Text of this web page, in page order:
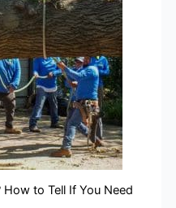
How to Tell If You Need